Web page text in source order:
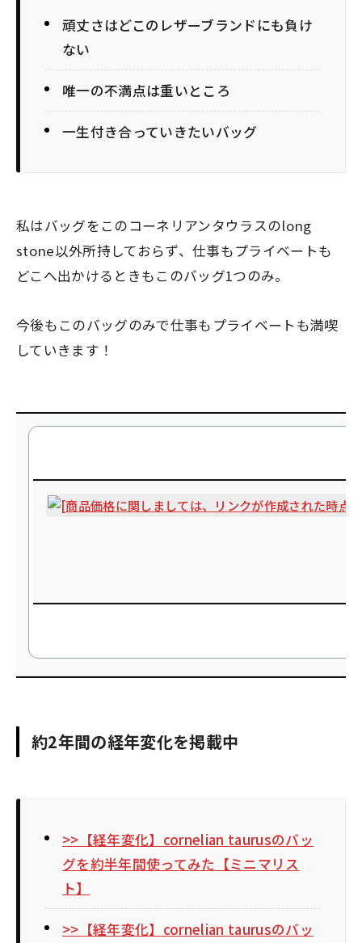
頑丈さはどこのレザーブランドにも負け
ない
唯一の不満点は重いところ
一生付き合っていきたいバッグ
私はバッグをこのコーネリアンタウラスのlong
stone以外所持しておらず、仕事もプライベートも
どこへ出かけるときもこのバッグ1つのみ。
今後もこのバッグのみで仕事もプライベートも満喫
していきます！
約2年間の経年変化を掲載中
>>【経年変化】cornelian taurusのバッ
グを約半年間使ってみた【ミニマリス
ト】
>>【経年変化】cornelian taurusのバッ